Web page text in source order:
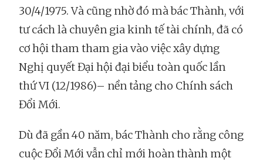
30/4/1975. Và cũng nhờ đó mà bác Thành, với
tư cách là chuyên gia kinh tế tài chính, đã có
cơ hội tham tham gia vào việc xây dựng
Nghị quyết Đại hội đại biểu toàn quốc lần
thứ VI (12/1986)– nền tảng cho Chính sách
Đổi Mới.
Dù đã gần 40 năm, bác Thành cho rằng công
cuộc Đổi Mới vẫn chỉ mới hoàn thành một